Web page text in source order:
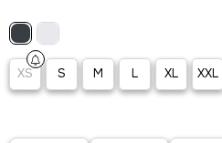
XS S M L XL XXL